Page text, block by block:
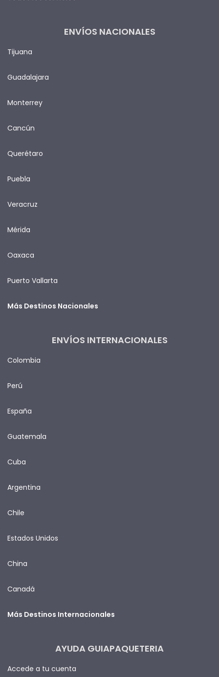
ENVÍOS NACIONALES
Tijuana
Guadalajara
Monterrey
Cancún
Querétaro
Puebla
Veracruz
Mérida
Oaxaca
Puerto Vallarta
Más Destinos Nacionales
ENVÍOS INTERNACIONALES
Colombia
Perú
España
Guatemala
Cuba
Argentina
Chile
Estados Unidos
China
Canadá
Más Destinos Internacionales
AYUDA GUIAPAQUETERIA
Accede a tu cuenta